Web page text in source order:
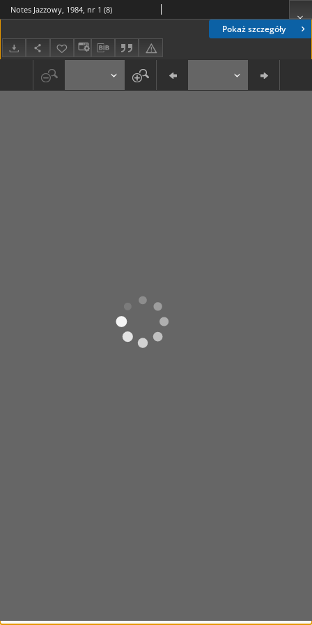
Pokaż szczegóły
Notes Jazzowy, 1984, nr 1 (8)